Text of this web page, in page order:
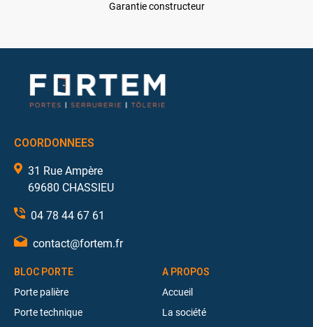
Garantie constructeur
COORDONNEES
31 Rue Ampère
69680 CHASSIEU
04 78 44 67 61
contact@fortem.fr
BLOC PORTE
Porte palière
Porte technique
A PROPOS
Accueil
La société